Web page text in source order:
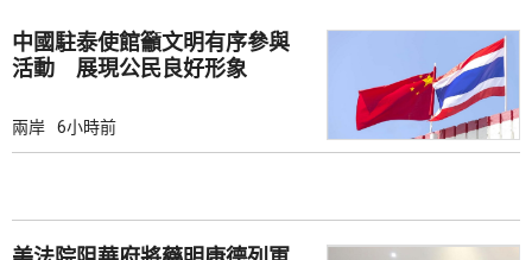
中國駐泰使館籲文明有序參與
活動 展現公民良好形象
兩岸 6小時前